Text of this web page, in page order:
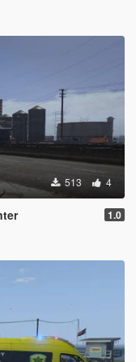
and / or print. Any
forbidden for you to
it available in any
having
the restrictions for
without it.
and images within
graphics in most
of the author.
other communication
513 4
1.0